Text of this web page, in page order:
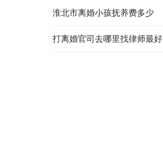
淮北市离婚小孩抚养费多少
打离婚官司去哪里找律师最好